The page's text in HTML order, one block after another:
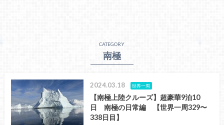
CATEGORY
南極
2024.03.18 世界一周
【南極上陸クルーズ】超豪華9泊10
日 南極の日常編 【世界一周329〜
338日目】